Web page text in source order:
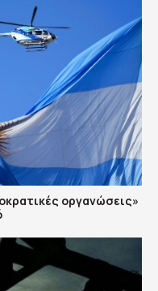
οργανώσεις»